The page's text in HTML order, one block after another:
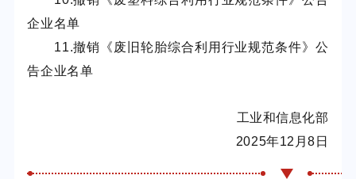
企业名单
11.撤销《废旧轮胎综合利用行业规范条件》公
告企业名单
工业和信息化部
2025年12月8日